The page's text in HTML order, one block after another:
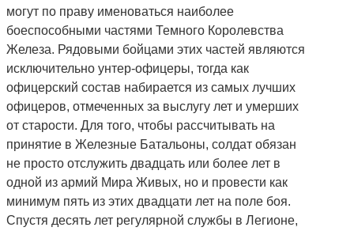
могут по праву именоваться наиболее
боеспособными частями Темного Королевства
Железа. Рядовыми бойцами этих частей являются
исключительно унтер-офицеры, тогда как
офицерский состав набирается из самых лучших
офицеров, отмеченных за выслугу лет и умерших
от старости. Для того, чтобы рассчитывать на
принятие в Железные Батальоны, солдат обязан
не просто отслужить двадцать или более лет в
одной из армий Мира Живых, но и провести как
минимум пять из этих двадцати лет на поле боя.
Спустя десять лет регулярной службы в Легионе,